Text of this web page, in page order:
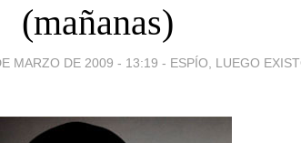
(mañanas)
MARZO DE 2009 - 13:19 - ESPÍO, LUEGO